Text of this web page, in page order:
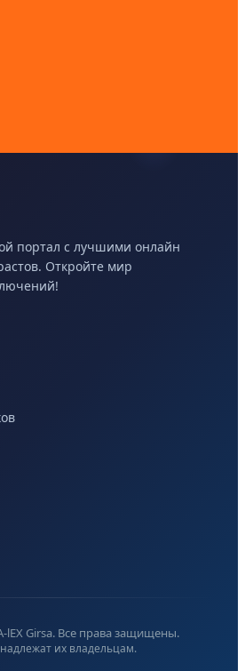
портал с лучшими онлайн
Откройте мир
lEX Girsa. Все права защищены.
их владельцам.